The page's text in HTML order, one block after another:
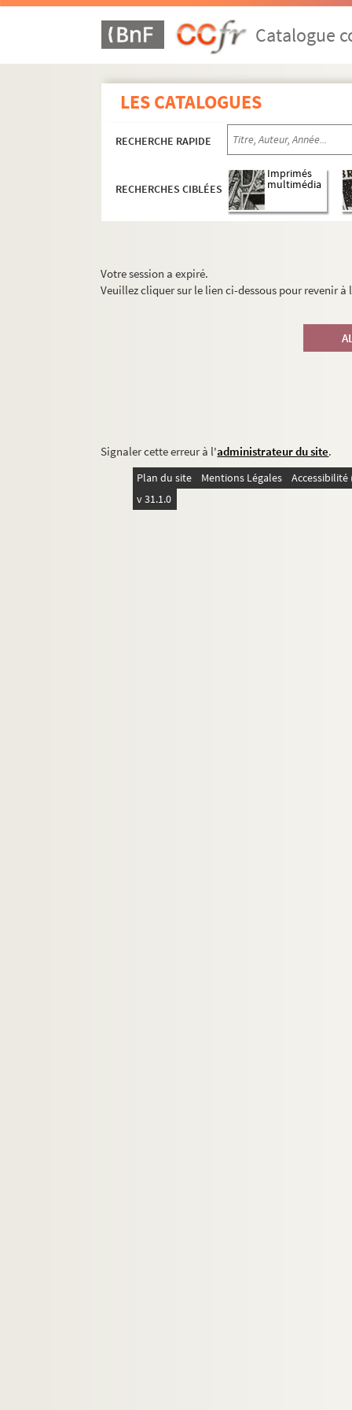
Catalogue
LES CATALOGUES
RECHERCHE RAPIDE
RECHERCHES CIBLÉES
Imprimés
multimédia
Votre session a expiré.
Veuillez cliquer sur le lien ci-dessous pour revenir
Signaler cette erreur à l'administrateur du site.
Plan du site Mentions Légales
v 31.1.0